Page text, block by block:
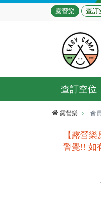
露營樂 查訂
查訂空位
露營樂 會
【露營
警覺!! 如